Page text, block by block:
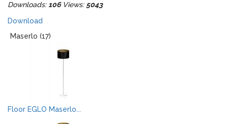
Downloads: 106Views: 5043
Download
Maserlo (17)
Floor EGLO Maserlo...